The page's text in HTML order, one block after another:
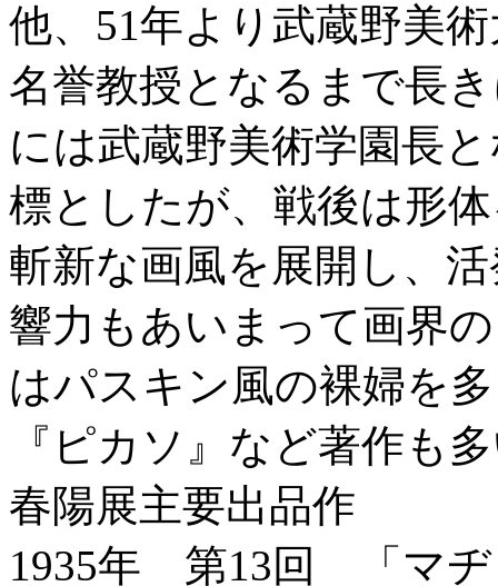
他、51年より武蔵野美
名誉教授となるまで長
には武蔵野美術学園長
標としたが、戦後は形
斬新な画風を展開し、
響力もあいまって画界
はパスキン風の裸婦を
『ピカソ』など著作も
春陽展主要出品作
1935年 第13回 「マヂ